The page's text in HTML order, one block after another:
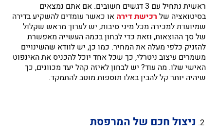
ראשית נתחיל עם 3 דגשים חשובים. אם אתם נמצאים
בסיטואציה של רכישת דירה או כאשר עומדים להשקיע בדירה
שמיועדת למכירה מכל מיני סיבות, יש לערוך מראש שקלול
של סך ההוצאות, וזאת כדי לבחון בכמה העשייה מאפשרת
להזניק כלפי מעלה את המחיר. כמו כן, יש לוודא שהשינויים
משמרים עיצוב ניטרלי, כך שכל אחד יוכל להכניס את האינפוט
האישי שלו. מה עוד? יש לבחון לאיזה קהל יעד מכוונים, כך
שיהיה יותר קל להבין באלו תוספות מוטב להתמקד.
ניצול חכם של המרפסת